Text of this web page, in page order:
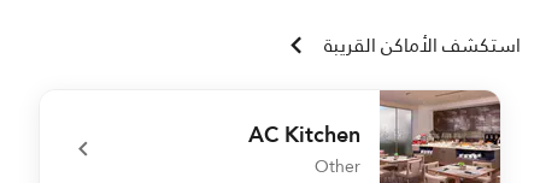
استكشف الأماكن القريبة
AC Kitchen
Other